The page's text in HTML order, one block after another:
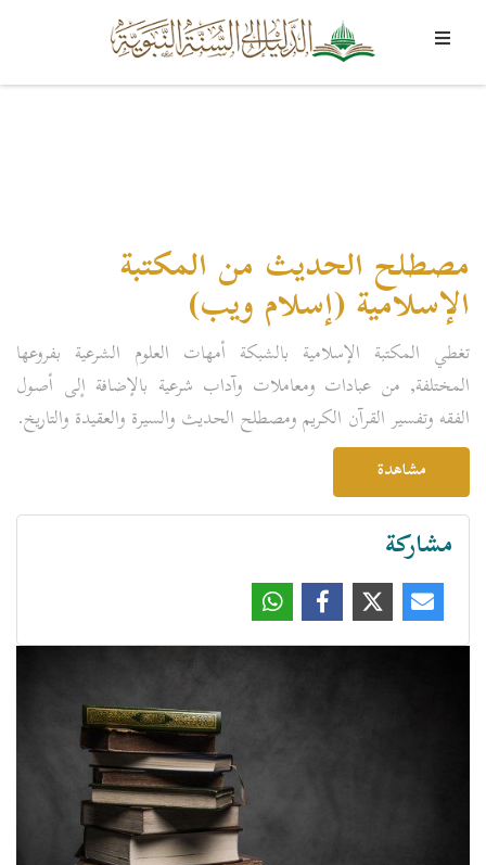
مصطلح الحديث من المكتبة
الإسلامية (إسلام ويب)
تغطي المكتبة الإسلامية بالشبكة أمهات العلوم الشرعية بفروعها
المختلفة, من عبادات ومعاملات وآداب شرعية بالإضافة إلى أصول
الفقه وتفسير القرآن الكريم ومصطلح الحديث والسيرة والعقيدة والتاريخ.
مشاهدة
مشاركة